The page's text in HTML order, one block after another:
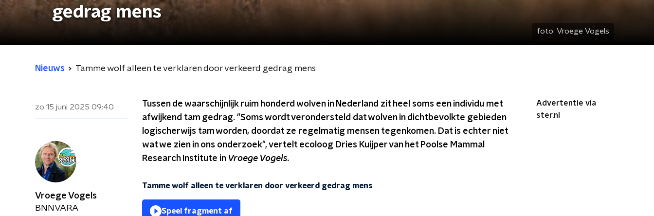
gedrag mens
foto: Vroege Vogels
Nieuws Tamme wolf alleen te verklaren door verkeerd gedrag mens
zo 15 juni 2025 09:40
Tussen de waarschijnlijk ruim honderd wolven in Nederland zit heel soms een individu met
afwijkend tam gedrag. "Soms wordt verondersteld dat wolven in dichtbevolkte gebieden
logischerwijs tam worden, doordat ze regelmatig mensen tegenkomen. Dat is echter niet
wat we zien in ons onderzoek", vertelt ecoloog Dries Kuijper van het Poolse Mammal
Research Institute in Vroege Vogels.
Tamme wolf alleen te verklaren door verkeerd gedrag mens
Speel fragment af
Advertentie via
ster.nl
Vroege Vogels
BNNVARA